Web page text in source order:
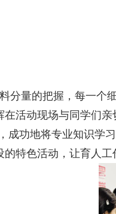
分量的把握，每一个
活动现场与同学们
成功地将专业知识学
特色活动，让育人